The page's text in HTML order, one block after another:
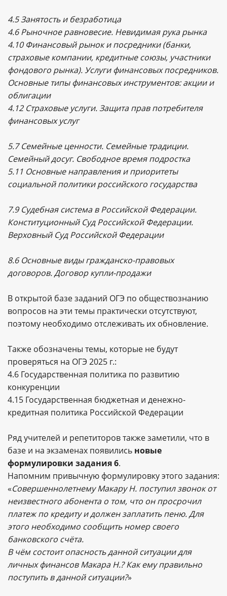
4.5 Занятость и безработица
4.6 Рыночное равновесие. Невидимая рука рынка
4.10 Финансовый рынок и посредники (банки,
страховые компании, кредитные союзы, участники
фондового рынка). Услуги финансовых посредников.
Основные типы финансовых инструментов: акции и
облигации
4.12 Страховые услуги. Защита прав потребителя
финансовых услуг
5.7 Семейные ценности. Семейные традиции.
Семейный досуг. Свободное время подростка
5.11 Основные направления и приоритеты
социальной политики российского государства
7.9 Судебная система в Российской Федерации.
Конституционный Суд Российской Федерации.
Верховный Суд Российской Федерации
8.6 Основные виды гражданско-правовых
договоров. Договор купли-продажи
В открытой базе заданий ОГЭ по обществознанию
вопросов на эти темы практически отсутствуют,
поэтому необходимо отслеживать их обновление.
Также обозначены темы, которые не будут
проверяться на ОГЭ 2025 г.:
4.6 Государственная политика по развитию
конкуренции
4.15 Государственная бюджетная и денежно-
кредитная политика Российской Федерации
Ряд учителей и репетиторов также заметили, что в
базе и на экзаменах появились новые
формулировки задания 6.
Напомним привычную формулировку этого задания:
«Совершеннолетнему Макару Н. поступил звонок от
неизвестного абонента о том, что он просрочил
платеж по кредиту и должен заплатить пеню. Для
этого необходимо сообщить номер своего
банковского счёта.
В чём состоит опасность данной ситуации для
личных финансов Макара Н.? Как ему правильно
поступить в данной ситуации?»